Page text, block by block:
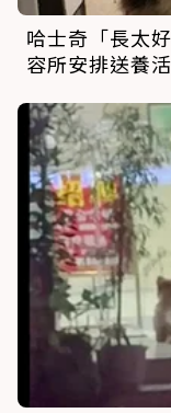
哈士奇「長太
容所安排送養